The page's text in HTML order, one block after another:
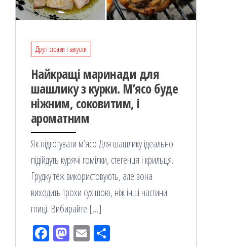
Другі страви і закуски
Найкращі маринади для
шашлику з курки. М’ясо буде
ніжним, соковитим, і
ароматним
Як підготувати м’ясо Для шашлику ідеально
підійдуть курячі гомілки, стегенця і крильця.
Грудку теж використовують, але вона
виходить трохи сухішою, ніж інші частини
птиці. Вибирайте […]
Fac M Em